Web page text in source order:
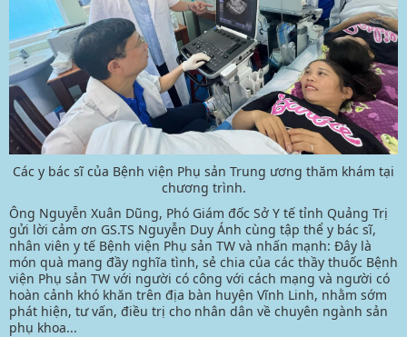
Các y bác sĩ của Bệnh viện Phụ sản Trung ương thăm khám tại
chương trình.
Ông Nguyễn Xuân Dũng, Phó Giám đốc Sở Y tế tỉnh Quảng Trị
gửi lời cảm ơn GS.TS Nguyễn Duy Ánh cùng tập thể y bác sĩ,
nhân viên y tế Bệnh viện Phụ sản TW và nhấn mạnh: Đây là
món quà mang đầy nghĩa tình, sẻ chia của các thầy thuốc Bệnh
viện Phụ sản TW với người có công với cách mạng và người có
hoàn cảnh khó khăn trên địa bàn huyện Vĩnh Linh, nhằm sớm
phát hiện, tư vấn, điều trị cho nhân dân về chuyên ngành sản
phụ khoa...